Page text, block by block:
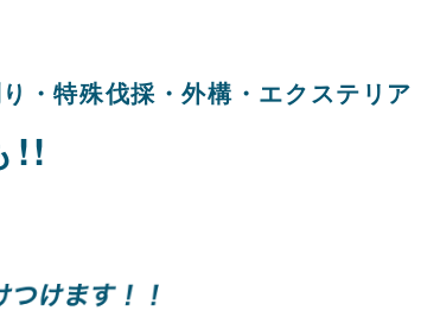
・特殊伐採・外構・エクステリア
!!